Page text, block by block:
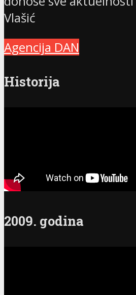
Vlašić
Agencija DAN
Historija
2009. godina